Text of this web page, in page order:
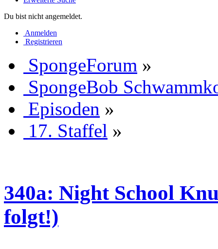
Du bist nicht angemeldet.
Anmelden
Registrieren
SpongeForum »
SpongeBob
Episoden »
17. Staffel »
340a: Night School
folgt!)